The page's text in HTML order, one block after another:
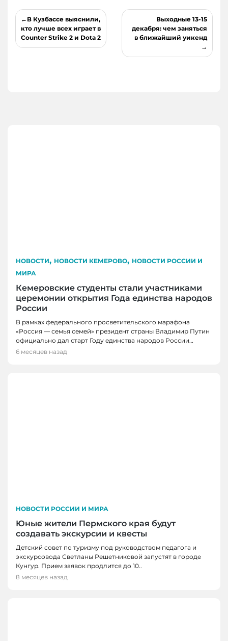
Навигация
по
записям
В Кузбассе выяснили,
кто лучше всех играет в
Counter Strike 2 и Dota 2
Выходные 13-15
декабря: чем заняться
в ближайший уикенд
НОВОСТИ, НОВОСТИ КЕМЕРОВО, НОВОСТИ РОССИИ И
МИРА
Кемеровские студенты стали участниками
церемонии открытия Года единства народов
России
В рамках федерального просветительского марафона
«Россия — семья семей» президент страны Владимир Путин
официально дал старт Году единства народов России…
6 месяцев назад
НОВОСТИ РОССИИ И МИРА
Юные жители Пермского края будут
создавать экскурсии и квесты
Детский совет по туризму под руководством педагога и
экскурсовода Светланы Решетниковой запустят в городе
Кунгур. Прием заявок продлится до 10..
8 месяцев назад